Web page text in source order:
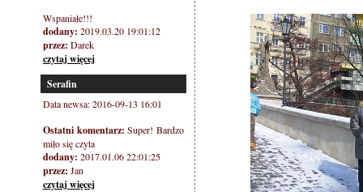
Wspaniałe!!!
dodany: 2019.03.20 19:01:12
przez: Darek
czytaj więcej
Serafin
Data newsa: 2016-09-13 16:01
Ostatni komentarz: Super! Bardzo
miło się czyta
dodany: 2017.01.06 22:01:25
przez: Jan
czytaj więcej